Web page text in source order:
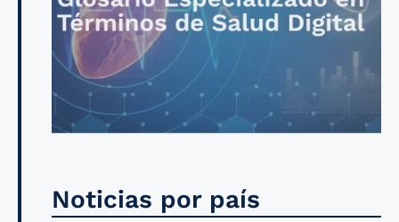
Noticias por país